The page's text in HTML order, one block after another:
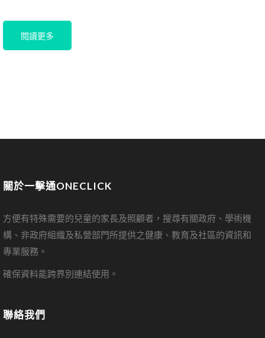
閱讀更多
關於一擊通ONECLICK
方便有特殊需要的兒童的家長及照顧者，搜尋有關政府、學術機
構、非政府組織及私營部門所提供之健康、教育及社區的資訊和
專業服務。
確保資料能跨界別連結使用。
聯絡我們